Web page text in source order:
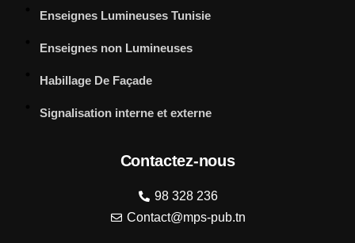
Enseignes Lumineuses Tunisie
Enseignes non Lumineuses
Habillage De Façade
Signalisation interne et externe
Contactez-nous
98 328 236
Contact@mps-pub.tn